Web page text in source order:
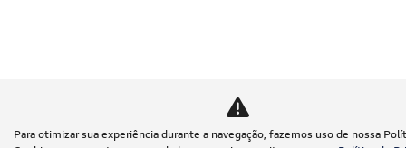
Para otimizar sua experiência durante a navegação, fazemos uso de nossa